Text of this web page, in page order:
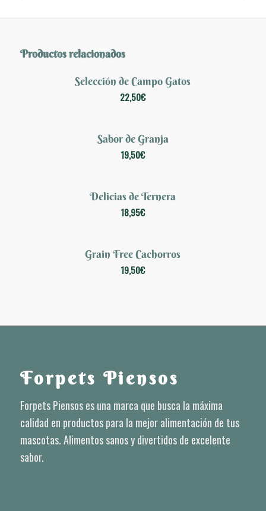
Productos relacionados
Selección de Campo Gatos
22,50€
Sabor de Granja
19,50€
Delicias de Ternera
18,95€
Grain Free Cachorros
19,50€
Forpets Piensos
Forpets Piensos es una marca que busca la máxima
calidad en productos para la mejor alimentación de tus
mascotas. Alimentos sanos y divertidos de excelente
sabor.